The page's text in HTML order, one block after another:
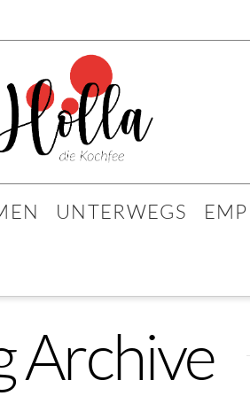
UNTERWEGS
Archive